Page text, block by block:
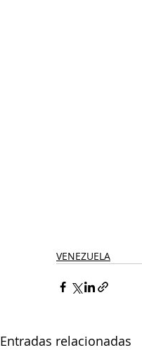
VENEZUELA
Entradas relacionadas